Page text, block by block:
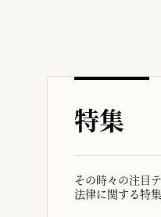
特集
その時々の注目
法律に関する特